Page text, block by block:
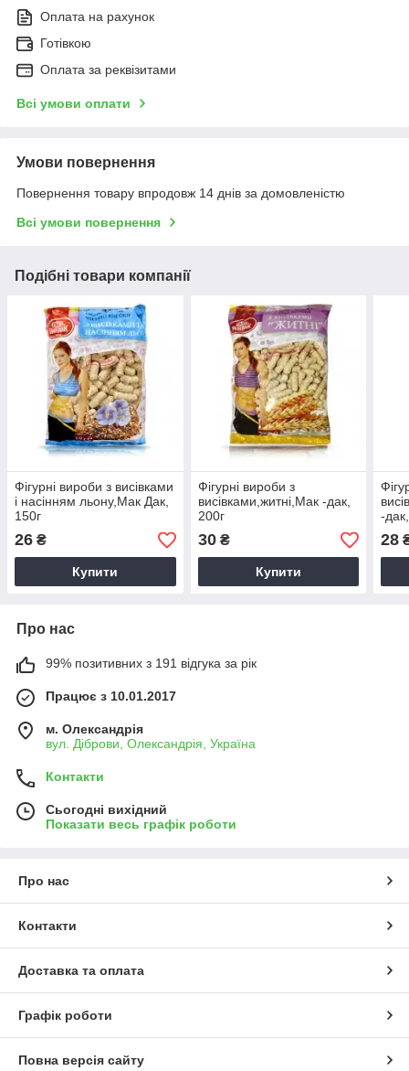
Оплата на рахунок
Готівкою
Оплата за реквізитами
Всі умови оплати
Умови повернення
Повернення товару впродовж 14 днів за домовленістю
Всі умови повернення
Подібні товари компанії
Фігурні вироби з висівками
і насінням льону,Мак Дак,
150г
26 ₴
Купити
Фігурні вироби з
висівками,житні,Мак -дак,
200г
30₴
Купити
-
28
Про нас
99% позитивних з 191 відгука за рік
Працює з 10.01.2017
м. Олександрія
вул. Діброви, Олександрія, Україна
Контакти
Сьогодні вихідний
Показати весь графік роботи
Про нас
Контакти
Доставка та оплата
Графік роботи
Повна версія сайту